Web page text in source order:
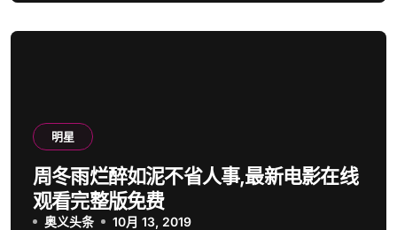
明星
周冬雨烂醉如泥不省人事,最新电影在线
观看完整版免费
奥义头条 10月 13, 2019